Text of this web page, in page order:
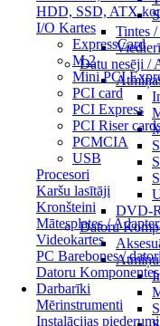
HDD, SSD, ATX
I/O Kartes
ExpressCard
M.2
Mini PCI
PCI card
PCI Express
PCI Riser
PCMCIA
USB
Procesori
Karšu lasītāji
Kronšteini
Mātesplates /
Videokartes
PC Barebones / datori
Datoru Komponentes
Darbarīki
Mērinstrumenti
Instalācijas
Tintes
Datu nesēji /
DVD-
Datoru